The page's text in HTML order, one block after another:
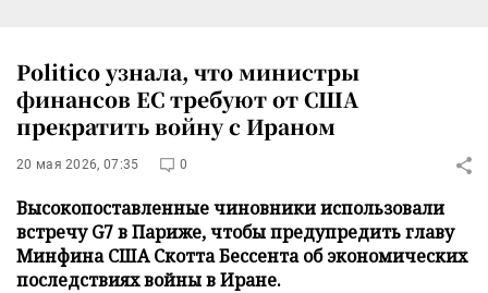
Politico узнала, что министры
финансов ЕС требуют от США
прекратить войну с Ираном
20 мая 2026, 07:35 0
Высокопоставленные чиновники использовали
встречу G7 в Париже, чтобы предупредить главу
Минфина США Скотта Бессента об экономических
последствиях войны в Иране.